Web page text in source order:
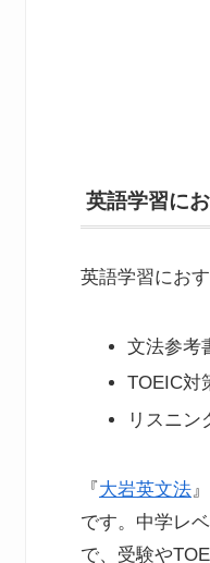
英語学習に
英語学習にお
文法参考
TOEIC対
リスニン
『大岩英文法
です。中学レ
で、受験や